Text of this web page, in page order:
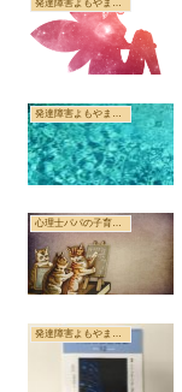
発達障害よもやま雑記帳
心理士パパの子育て、教育、対人支援もろもろ雑記帳